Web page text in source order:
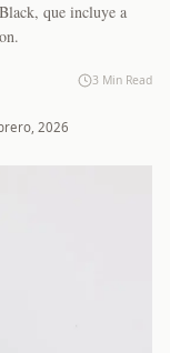
que incluye a
3 Min Read
2026